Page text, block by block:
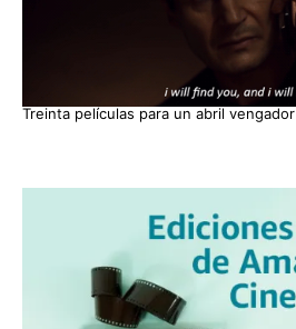
Treinta películas para un abril vengador